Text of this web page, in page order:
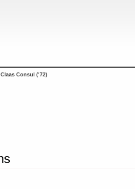
Consul ('72)